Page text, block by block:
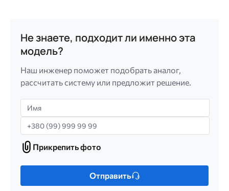
Не знаете, подходит ли именно эта
модель?
Наш инженер поможет подобрать аналог,
рассчитать систему или предложит решение.
Имя
Телефон
Прикрепить
фото
Прикрепить фото
Только
Отправить